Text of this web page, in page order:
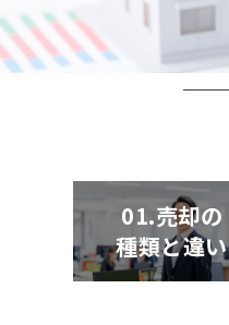
01.売却の
種類と違い